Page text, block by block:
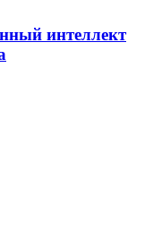
интеллект